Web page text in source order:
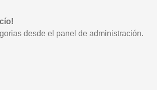
desde el panel de administración.